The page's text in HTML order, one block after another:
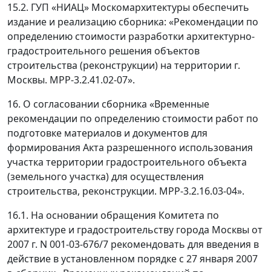
15.2. ГУП «НИАЦ» Москомархитектуры обеспечить
издание и реализацию сборника: «Рекомендации по
определению стоимости разработки архитектурно-
градостроительного решения объектов
строительства (реконструкции) на территории г.
Москвы. МРР-3.2.41.02-07».
16. О согласовании сборника «Временные
рекомендации по определению стоимости работ по
подготовке материалов и документов для
формирования Акта разрешенного использования
участка территории градостроительного объекта
(земельного участка) для осуществления
строительства, реконструкции. МРР-3.2.16.03-04».
16.1. На основании обращения Комитета по
архитектуре и градостроительству города Москвы от
2007 г. N 001-03-676/7 рекомендовать для введения в
действие в установленном порядке с 27 января 2007